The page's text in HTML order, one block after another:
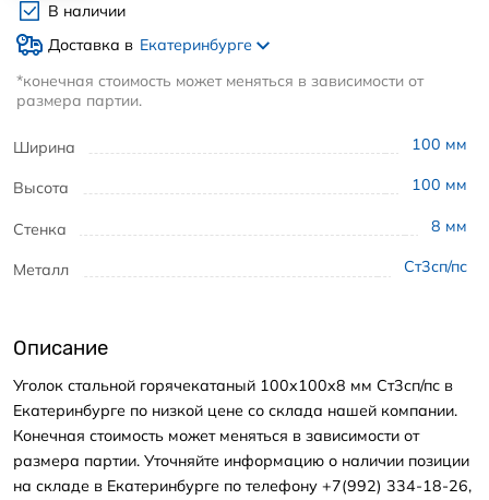
Ширина 100 мм
Высота 100 мм
Стенка 8 мм
Металл Ст3сп/пс
В наличии
Доставка в Екатеринбурге
*конечная стоимость может меняться в зависимости от
размера партии.
Описание
Уголок стальной горячекатаный 100x100x8 мм Ст3сп/пс в
Екатеринбурге по низкой цене со склада нашей компании.
Конечная стоимость может меняться в зависимости от
размера партии. Уточняйте информацию о наличии позиции
на складе в Екатеринбурге по телефону +7(992) 334-18-26,